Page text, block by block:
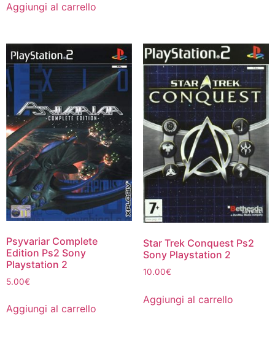
Aggiungi al carrello
Psyvariar Complete
Edition Ps2 Sony
Playstation 2
5.00€
Aggiungi al carrello
Star Trek Conquest Ps2
Sony Playstation 2
10.00€
Aggiungi al carrello